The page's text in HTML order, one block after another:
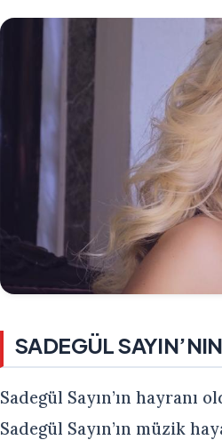
SADEGÜL
Sadegül Sayın’ın hayranı
Sadegül Sayın’ın müzik